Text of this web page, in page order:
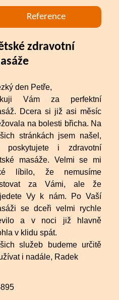
Reference
zdravotní
den Petře,
Vám za perfektní
Dcera si již asi měsíc
na bolesti břicha. Na
stránkách jsem našel,
poskytujete i zdravotní
masáže. Velmi se mi
líbilo, že nemusíme
za Vámi, ale že
Vy k nám. Po Vaší
se dceři velmi rychle
a v noci již hlavně
v klidu spát.
služeb budeme určitě
i nadále, Radek